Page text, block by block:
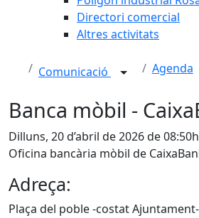
Directori comercial
Altres activitats
Comunicació Agenda
Banca mòbil -
Dilluns, 20 d’abril de 2026 de
Oficina bancària mòbil de
Adreça:
Plaça del poble -costat Ajuntament-